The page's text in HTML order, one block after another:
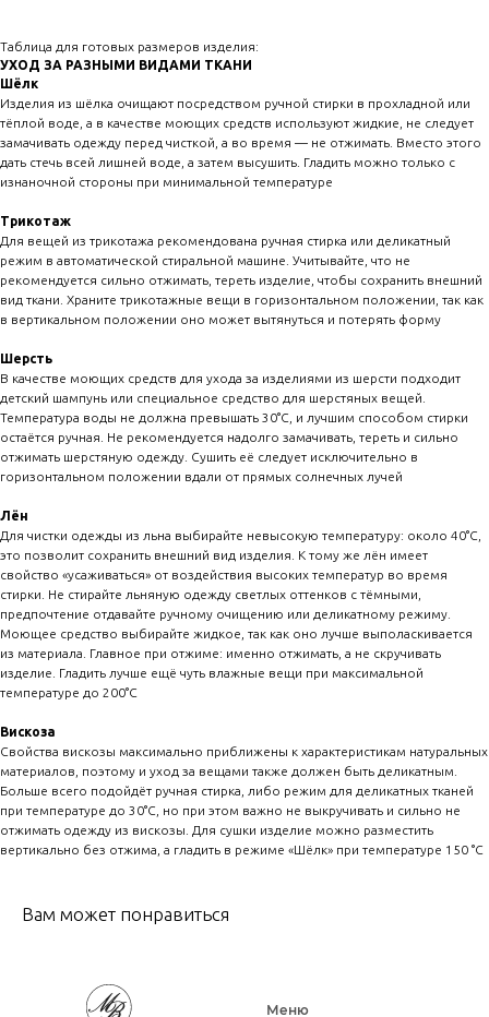
Таблица для готовых размеров изделия:
УХОД ЗА РАЗНЫМИ ВИДАМИ ТКАНИ
Шёлк
Изделия из шёлка очищают посредством ручной стирки в прохладной или
тёплой воде, а в качестве моющих средств используют жидкие, не следует
замачивать одежду перед чисткой, а во время — не отжимать. Вместо этого
дать стечь всей лишней воде, а затем высушить. Гладить можно только с
изнаночной стороны при минимальной температуре
Трикотаж
Для вещей из трикотажа рекомендована ручная стирка или деликатный
режим в автоматической стиральной машине. Учитывайте, что не
рекомендуется сильно отжимать, тереть изделие, чтобы сохранить внешний
вид ткани. Храните трикотажные вещи в горизонтальном положении, так как
в вертикальном положении оно может вытянуться и потерять форму
Шерсть
В качестве моющих средств для ухода за изделиями из шерсти подходит
детский шампунь или специальное средство для шерстяных вещей.
Температура воды не должна превышать 30°C, и лучшим способом стирки
остаётся ручная. Не рекомендуется надолго замачивать, тереть и сильно
отжимать шерстяную одежду. Сушить её следует исключительно в
горизонтальном положении вдали от прямых солнечных лучей
Лён
Для чистки одежды из льна выбирайте невысокую температуру: около 40°C,
это позволит сохранить внешний вид изделия. К тому же лён имеет
свойство «усаживаться» от воздействия высоких температур во время
стирки. Не стирайте льняную одежду светлых оттенков с тёмными,
предпочтение отдавайте ручному очищению или деликатному режиму.
Моющее средство выбирайте жидкое, так как оно лучше выполаскивается
из материала. Главное при отжиме: именно отжимать, а не скручивать
изделие. Гладить лучше ещё чуть влажные вещи при максимальной
температуре до 200°C
Вискоза
Свойства вискозы максимально приближены к характеристикам натуральных
материалов, поэтому и уход за вещами также должен быть деликатным.
Больше всего подойдёт ручная стирка, либо режим для деликатных тканей
при температуре до 30°C, но при этом важно не выкручивать и сильно не
отжимать одежду из вискозы. Для сушки изделие можно разместить
вертикально без отжима, а гладить в режиме «Шёлк» при температуре 150 °C
Вам может понравиться
Меню